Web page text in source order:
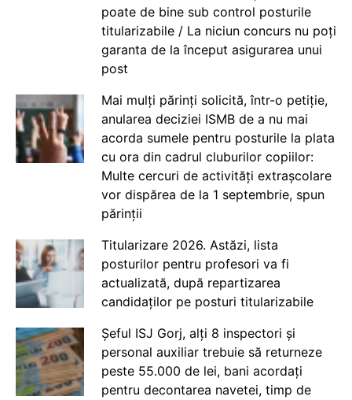
poate de bine sub control posturile
titularizabile / La niciun concurs nu poți
garanta de la început asigurarea unui
post
Mai mulți părinți solicită, într-o petiție,
anularea deciziei ISMB de a nu mai
acorda sumele pentru posturile la plata
cu ora din cadrul cluburilor copiilor:
Multe cercuri de activități extrașcolare
vor dispărea de la 1 septembrie, spun
părinții
Titularizare 2026. Astăzi, lista
posturilor pentru profesori va fi
actualizată, după repartizarea
candidaților pe posturi titularizabile
Șeful ISJ Gorj, alți 8 inspectori și
personal auxiliar trebuie să returneze
peste 55.000 de lei, bani acordați
pentru decontarea navetei, timp de